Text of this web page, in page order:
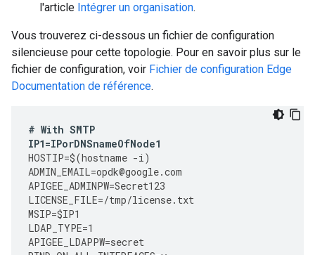
l'article Intégrer un organisation.
Vous trouverez ci-dessous un fichier de configuration
silencieuse pour cette topologie. Pour en savoir plus sur le
fichier de configuration, voir Fichier de configuration Edge
Documentation de référence.
# With SMTP
IP1=IPorDNSnameOfNode1
HOSTIP=$(hostname -i)
ADMIN_EMAIL=opdk@google.com
APIGEE_ADMINPW=Secret123
LICENSE_FILE=/tmp/license.txt
MSIP=$IP1
LDAP_TYPE=1
APIGEE_LDAPPW=secret